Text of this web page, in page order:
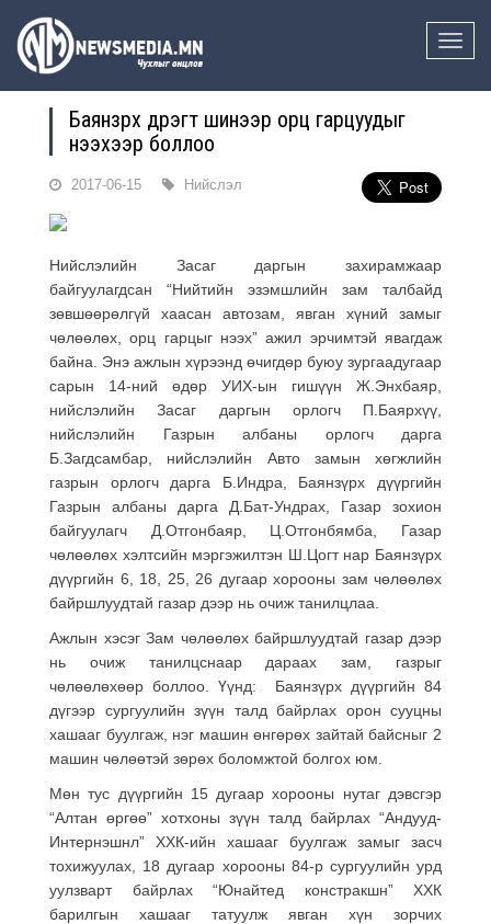
Toggle
Баянзүрх дүүрэгт шинээр орц гарцуудыг
нээхээр боллоо
2017-06-15 Нийслэл
Нийслэлийн Засаг даргын захирамжаар
байгуулагдсан “Нийтийн эзэмшлийн зам талбайд
зөвшөөрөлгүй хаасан автозам, явган хүний замыг
чөлөөлөх, орц гарцыг нээх” ажил эрчимтэй явагдаж
байна. Энэ ажлын хүрээнд өчигдөр буюу зургаадугаар
сарын 14-ний өдөр УИХ-ын гишүүн Ж.Энхбаяр,
нийслэлийн Засаг даргын орлогч П.Баярхүү,
нийслэлийн Газрын албаны орлогч дарга
Б.Загдсамбар, нийслэлийн Авто замын хөгжлийн
газрын орлогч дарга Б.Индра, Баянзүрх дүүргийн
Газрын албаны дарга Д.Бат-Ундрах, Газар зохион
байгуулагч Д.Отгонбаяр, Ц.Отгонбямба, Газар
чөлөөлөх хэлтсийн мэргэжилтэн Ш.Цогт нар Баянзүрх
дүүргийн 6, 18, 25, 26 дугаар хорооны зам чөлөөлөх
байршлуудтай газар дээр нь очиж танилцлаа.
Ажлын хэсэг Зам чөлөөлөх байршлуудтай газар дээр
нь очиж танилцснаар дараах зам, газрыг
чөлөөлөхөөр боллоо. Үүнд: Баянзүрх дүүргийн 84
дүгээр сургуулийн зүүн талд байрлах орон сууцны
хашааг буулгаж, нэг машин өнгөрөх зайтай байсныг 2
машин чөлөөтэй зөрөх боломжтой болгох юм.
Мөн тус дүүргийн 15 дугаар хорооны нутаг дэвсгэр
“Алтан өргөө” хотхоны зүүн талд байрлах “Андууд-
Интернэшнл” ХХК-ийн хашааг буулгаж замыг засч
тохижуулах, 18 дугаар хорооны 84-р сургуулийн урд
уулзварт байрлах “Юнайтед констракшн” ХХК
барилгын хашааг татуулж явган хүн зорчих